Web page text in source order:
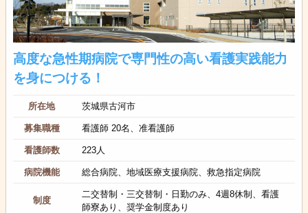
高度な急性期病院で専門性の高い看護実践能力
を身につける！
所在地 茨城県古河市
募集職種 看護師 20名、准看護師
看護師数 223人
病院機能 総合病院、地域医療支援病院、救急指定病院
制度
二交替制・三交替制・日勤のみ、4週8休制、看護
師寮あり、奨学金制度あり